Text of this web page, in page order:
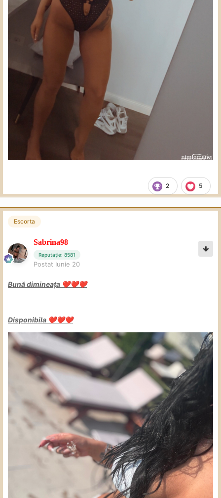
2 5
Escorta
Sabrina98
Reputație: 8581
Postat Iunie 20
Bună dimineața ❤️❤️❤️
Disponibila ❤️❤️❤️